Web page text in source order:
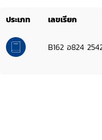
ประเภท เลขเรียก
B162 อ824